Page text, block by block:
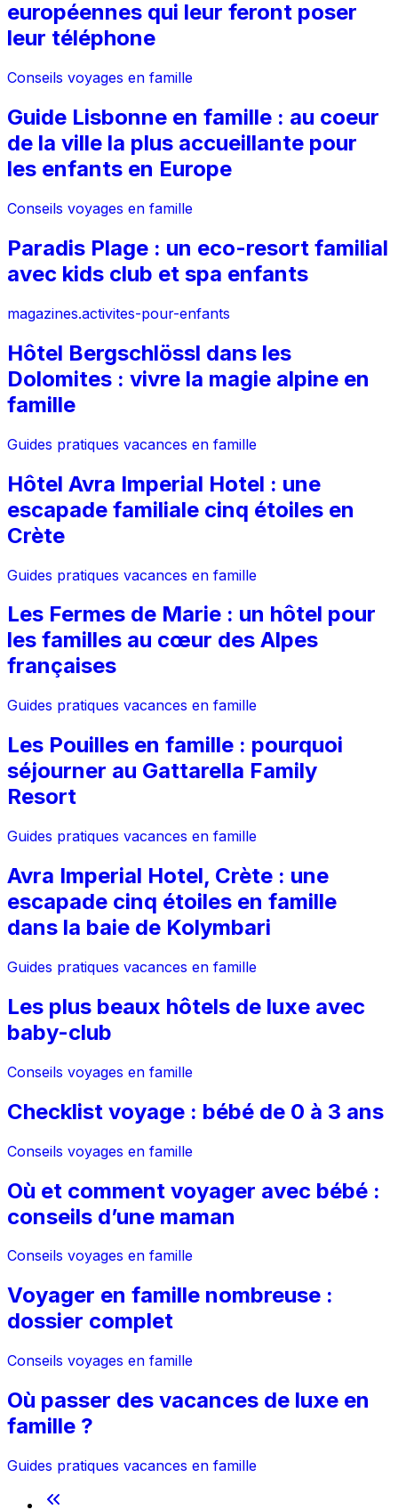
européennes qui leur feront poser
leur téléphone
Conseils voyages en famille
Guide Lisbonne en famille : au coeur
de la ville la plus accueillante pour
les enfants en Europe
Conseils voyages en famille
Paradis Plage : un eco-resort familial
avec kids club et spa enfants
magazines.activites-pour-enfants
Hôtel Bergschlössl dans les
Dolomites : vivre la magie alpine en
famille
Guides pratiques vacances en famille
Hôtel Avra Imperial Hotel : une
escapade familiale cinq étoiles en
Crète
Guides pratiques vacances en famille
Les Fermes de Marie : un hôtel pour
les familles au cœur des Alpes
françaises
Guides pratiques vacances en famille
Les Pouilles en famille : pourquoi
séjourner au Gattarella Family
Resort
Guides pratiques vacances en famille
Avra Imperial Hotel, Crète : une
escapade cinq étoiles en famille
dans la baie de Kolymbari
Guides pratiques vacances en famille
Les plus beaux hôtels de luxe avec
baby-club
Conseils voyages en famille
Checklist voyage : bébé de 0 à 3 ans
Conseils voyages en famille
Où et comment voyager avec bébé :
conseils d’une maman
Conseils voyages en famille
Voyager en famille nombreuse :
dossier complet
Conseils voyages en famille
Où passer des vacances de luxe en
famille ?
Guides pratiques vacances en famille